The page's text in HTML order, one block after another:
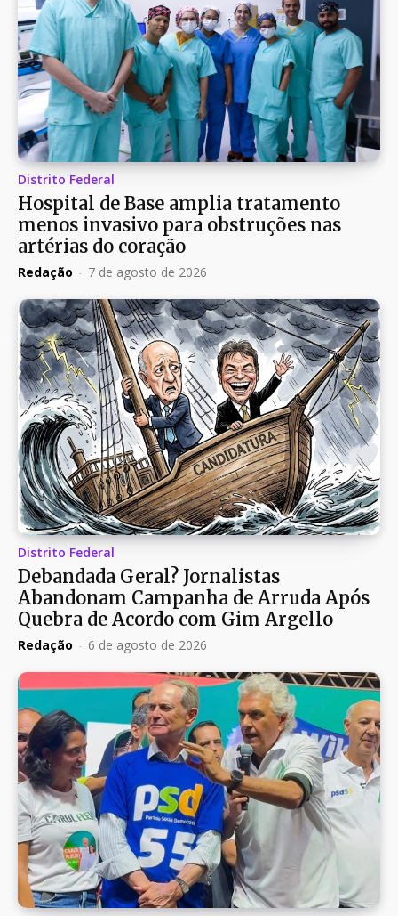
Distrito Federal
Hospital de Base amplia tratamento
menos invasivo para obstruções nas
artérias do coração
Redação - 7 de agosto de 2026
Distrito Federal
Debandada Geral? Jornalistas
Abandonam Campanha de Arruda Após
Quebra de Acordo com Gim Argello
Redação - 6 de agosto de 2026